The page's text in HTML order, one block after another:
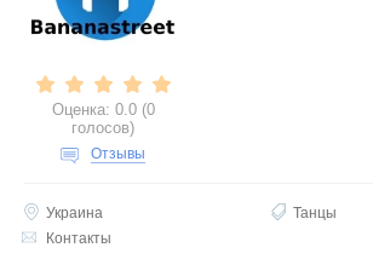
Оценка: 0.0 (0
голосов)
Отзывы
Украина
Танцы
Контакты